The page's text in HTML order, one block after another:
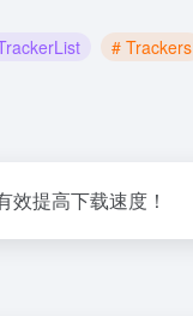
# Trackers
提高下载速度！